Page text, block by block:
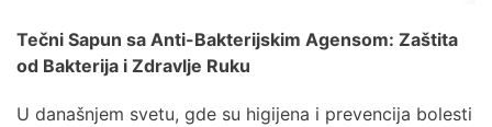
Tečni Sapun sa Anti-Bakterijskim Agensom: Zaštita
od Bakterija i Zdravlje Ruku
U današnjem svetu, gde su higijena i prevencija bolesti